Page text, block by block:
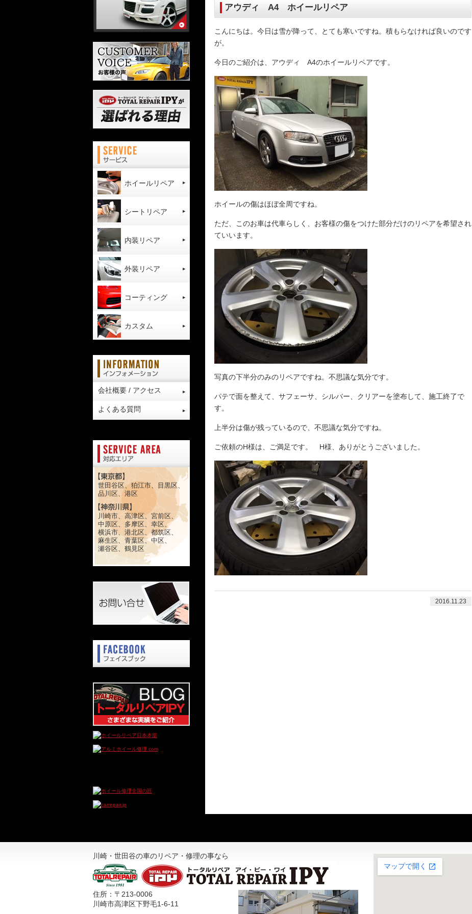
アウディ A4 ホイールリペア
こんにちは。今日は雪が降って、とても寒いですね。積もらなければ良いのです
が。
今日のご紹介は、アウディ A4のホイールリペアです。
ホイールの傷はほぼ全周ですね。
ただ、このお車は代車らしく、お客様の傷をつけた部分だけのリペアを希望され
ていいます。
写真の下半分のみのリペアですね。不思議な気分です。
パテで面を整えて、サフェーサ、シルバー、クリアーを塗布して、施工終了で
す。
上半分は傷が残っているので、不思議な気分ですね。
ご依頼のH様は、ご満足です。 H様、ありがとうございました。
2016.11.23
ホイールリペア
シートリペア
内装リペア
外装リペア
コーティング
カスタム
会社概要 / アクセス
よくある質問
世田谷区、狛江市、目黒区、
品川区、港区
川崎市、高津区、宮前区、
中原区、多摩区、幸区、
横浜市、港北区、都筑区、
麻生区、青葉区、中区、
瀬谷区、鶴見区
川崎・世田谷の車のリペア・修理の事なら
住所：〒213-0006
川崎市高津区下野毛1-6-11